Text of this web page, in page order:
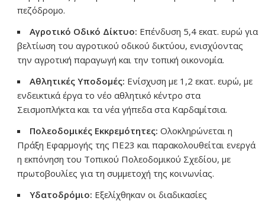
πεζόδρομο.
Αγροτικό Οδικό Δίκτυο: Επένδυση 5,4 εκατ. ευρώ για
βελτίωση του αγροτικού οδικού δικτύου, ενισχύοντας
την αγροτική παραγωγή και την τοπική οικονομία.
Αθλητικές Υποδομές: Ενίσχυση με 1,2 εκατ. ευρώ, με
ενδεικτικά έργα το νέο αθλητικό κέντρο στα
Σεισμοπλήκτα και τα νέα γήπεδα στα Καρδαμίτσια.
Πολεοδομικές Εκκρεμότητες: Ολοκληρώνεται η
Πράξη Εφαρμογής της ΠΕ23 και παρακολουθείται ενεργά
η εκπόνηση του Τοπικού Πολεοδομικού Σχεδίου, με
πρωτοβουλίες για τη συμμετοχή της κοινωνίας.
Υδατοδρόμιο: Εξελίχθηκαν οι διαδικασίες